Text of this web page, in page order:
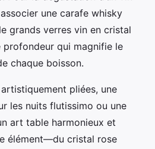
une carafe whisky
grands verres vin en cristal
qui magnifie le
chaque boisson.
pliées, une
les nuits flutissimo ou une
art table harmonieux et
élément—du cristal rose